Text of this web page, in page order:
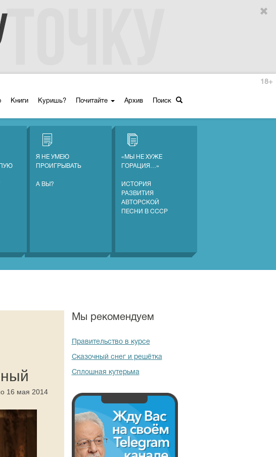
Книги Куришь? Почитайте Архив Поиск
18+
Я НЕ УМЕЮ
ПРОИГРЫВАТЬ
А ВЫ?
«МЫ НЕ ХУЖЕ
ГОРАЦИЯ…»
ИСТОРИЯ
РАЗВИТИЯ
АВТОРСКОЙ
ПЕСНИ В СССР
16 мая 2014
Мы рекомендуем
Правительство в курсе
Сказочный снег и решётка
Сплошная кутерьма